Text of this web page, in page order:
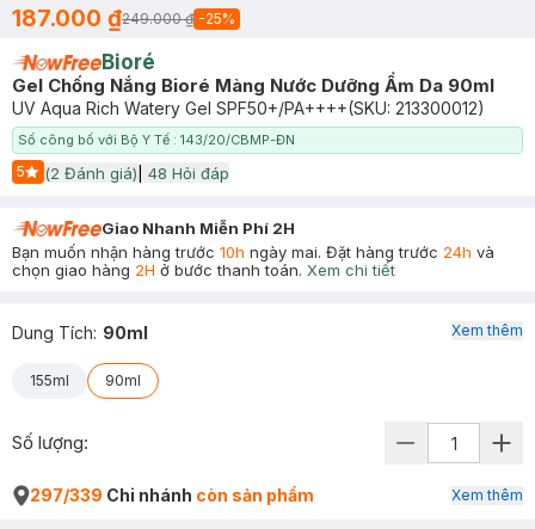
187.000 ₫249.000 ₫ -25%
Bioré
Gel Chống Nắng Bioré Màng Nước Dưỡng Ẩm Da 90ml
UV Aqua Rich Watery Gel SPF50+/PA++++(SKU: 213300012)
Số công bố với Bộ Y Tế : 143/20/CBMP-ĐN
5
Start Icon
(2 Đánh giá) 48 Hỏi đáp
Giao Nhanh Miễn Phí 2H
Bạn muốn nhận hàng trước 10h ngày mai. Đặt hàng trước 24h và
chọn giao hàng 2H ở bước thanh toán. Xem chi tiết
Dung Tích: 90ml
155ml 90ml
Xem thêm
Số lượng:
297/339 Chi nhánh còn sản phẩm Xem thêm